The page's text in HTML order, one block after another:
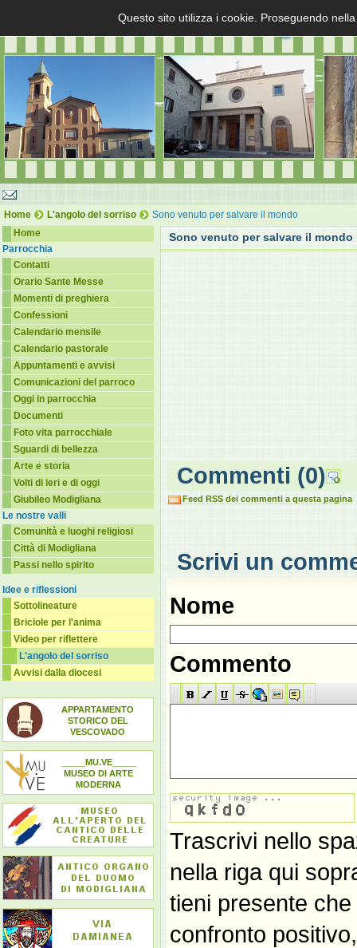
Home L'angolo del sorriso
Sono venuto per salvare il mondo
Home
Parrocchia
Contatti
Orario Sante Messe
Momenti di preghiera
Confessioni
Calendario mensile
Calendario pastorale
Appuntamenti e avvisi
Comunicazioni del parroco
Oggi in parrocchia
Documenti
Foto vita parrocchiale
Sguardi di bellezza
Arte e storia
Volti di ieri e di oggi
Giubileo Modigliana
Le nostre valli
Comunità e luoghi religiosi
Città di Modigliana
Passi nello spirito
Idee e riflessioni
Sottolineature
Briciole per l'anima
Video per riflettere
L'angolo del sorriso
Avvisi dalla diocesi
APPARTAMENTO
STORICO DEL
VESCOVADO
_____MU.VE_____
MUSEO DI ARTE
MODERNA
Sono venuto per salvare il mondo
Commenti (0)
Feed RSS dei commenti a questa pagina
Scrivi un
Nome
Commento
Trascrivi nello
nella riga qui
tieni presente
confronto
Questo sito utilizza i cookie. Proseguendo